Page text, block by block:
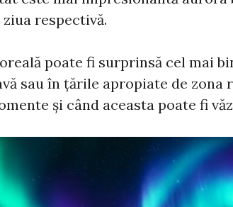
respectivă.
poate fi surprinsă cel mai
sau în țările apropiate de zona
și când aceasta poate fi